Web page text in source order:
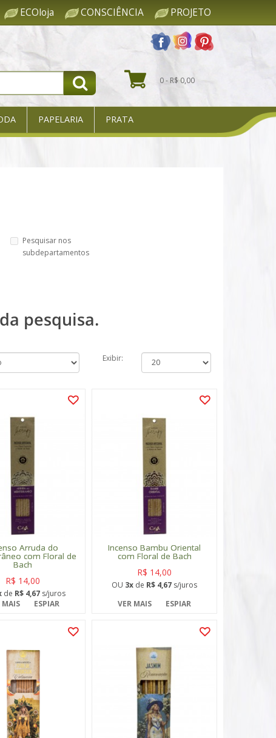
ECOloja CONSCIÊNCIA PROJETO
0 - R$ 0,00
PAPELARIA PRATA
Pesquisar nos
subdepartamentos
pesquisa.
Exibir:
Arruda do
com Floral de
Bach
R$ 14,00
de R$ 4,67 s/juros
MAIS
ESPIAR
Incenso Bambu Oriental
com Floral de Bach
R$ 14,00
OU 3x de R$ 4,67 s/juros
VER MAIS
ESPIAR